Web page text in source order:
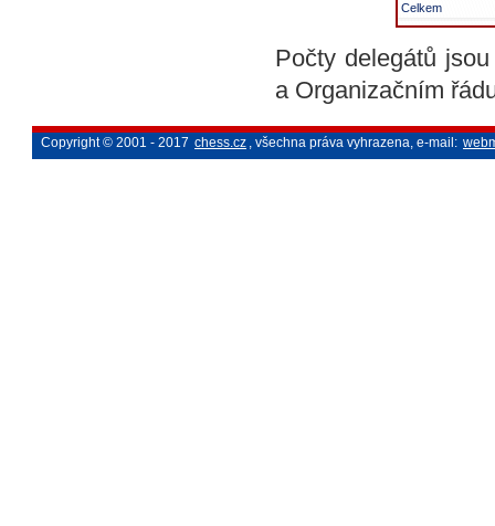
Celkem
Počty delegátů
a Organizačním
Copyright © 2001 - 2017 chess.cz , všechna práva vyhrazena, e-mail: